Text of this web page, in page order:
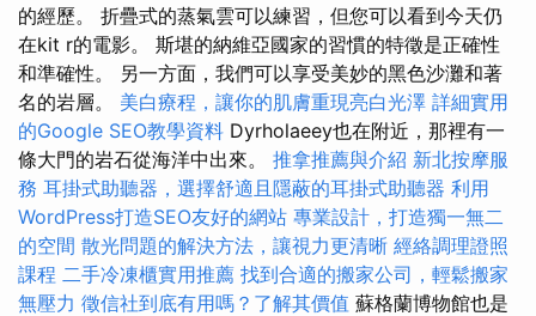
的經歷。 折疊式的蒸氣雲可以練習，但您可以看到今天仍
在kit r的電影。 斯堪的納維亞國家的習慣的特徵是正確性
和準確性。 另一方面，我們可以享受美妙的黑色沙灘和著
名的岩層。 美白療程，讓你的肌膚重現亮白光澤 詳細實用
的Google SEO教學資料 Dyrholaeey也在附近，那裡有一
條大門的岩石從海洋中出來。 推拿推薦與介紹 新北按摩服
務 耳掛式助聽器，選擇舒適且隱蔽的耳掛式助聽器 利用
WordPress打造SEO友好的網站 專業設計，打造獨一無二
的空間 散光問題的解決方法，讓視力更清晰 經絡調理證照
課程 二手冷凍櫃實用推薦 找到合適的搬家公司，輕鬆搬家
無壓力 徵信社到底有用嗎？了解其價值 蘇格蘭博物館也是